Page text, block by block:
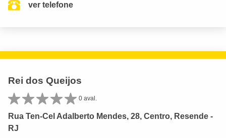
ver telefone
Rei dos Queijos
0 aval.
Rua Ten-Cel Adalberto Mendes, 28, Centro, Resende -
RJ